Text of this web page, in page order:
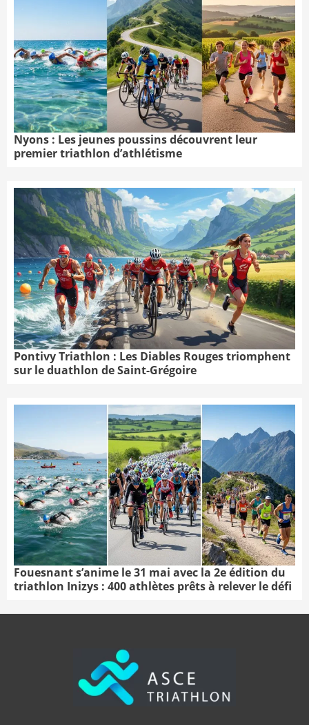
Nyons : Les jeunes poussins découvrent leur
premier triathlon d’athlétisme
Pontivy Triathlon : Les Diables Rouges triomphent
sur le duathlon de Saint-Grégoire
Fouesnant s’anime le 31 mai avec la 2e édition du
triathlon Inizys : 400 athlètes prêts à relever le défi